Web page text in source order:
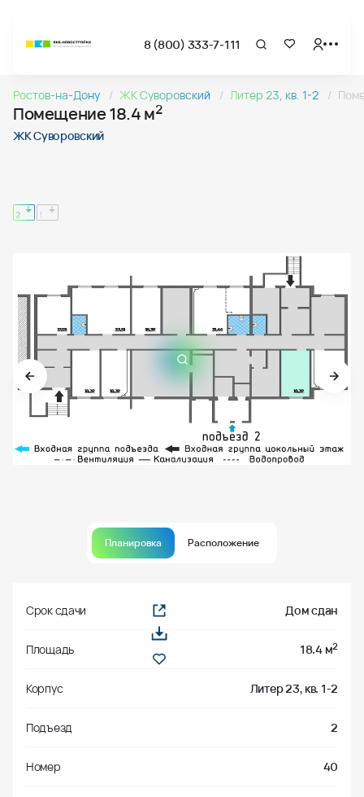
8 (800) 333-7-111
Цены на помещения цокольного этажа в ЖК
Помещение 18.4 м квадратных в ЖК Суворовский
Помещение 18.4 м квадратных в ЖК Суворовский
Ростов-на-Дону ЖК Суворовский Литер 23, кв. 1-2
Помещение 18.4 м2
ЖК Суворовский
Планировка Расположение
Срок сдачи Дом сдан
Площадь 18.4 м2
Корпус Литер 23, кв. 1-2
Подъезд 2
Номер 40